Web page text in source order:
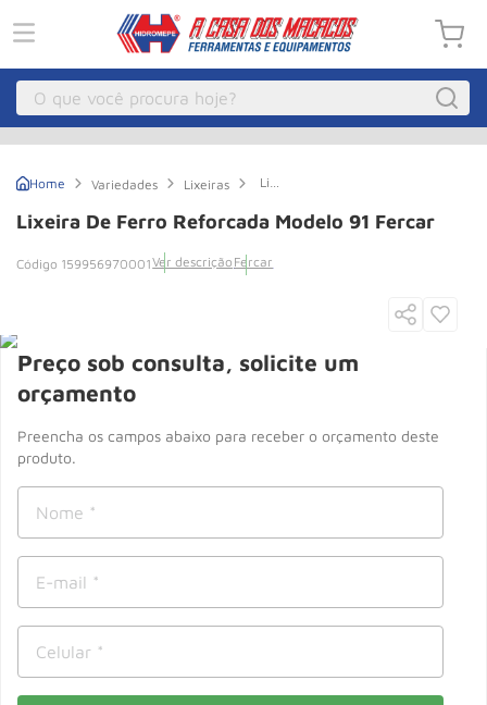
O que você procura hoje?
Variedades Lixeiras
Lixeira
Ferro
Reforcada
91
Lixeira De Ferro Reforcada Modelo 91 Fercar
159956970001Ver descrição Fercar
Preço sob consulta, solicite um
orçamento
Preencha os campos abaixo para receber o orçamento deste
produto.
Macaco Hidraulico
4º Macaco Jacare
7º Macaco
9º Rodizio